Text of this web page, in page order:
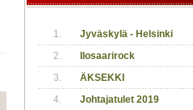
1. Jyväskylä - Helsinki
2.
Ilosaarirock
3.
ÄKSEKKI
4.
Johtajatulet 2019